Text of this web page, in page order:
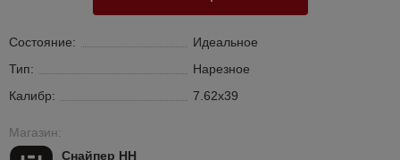
Состояние:
Идеальное
Тип:
Нарезное
Калибр:
7.62х39
Магазин:
Снайпер НН